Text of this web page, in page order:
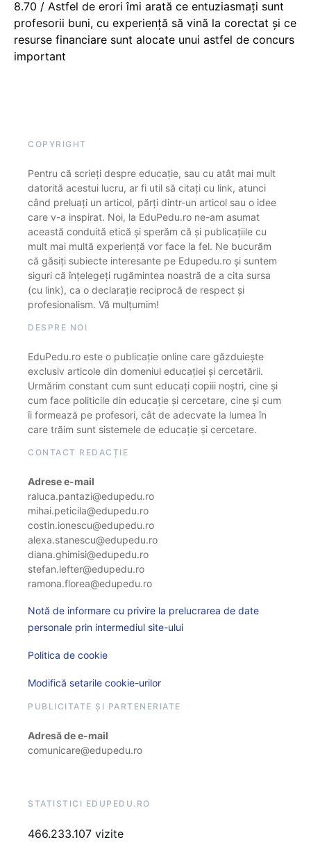
8.70 / Astfel de erori îmi arată ce entuziasmați sunt
profesorii buni, cu experiență să vină la corectat și ce
resurse financiare sunt alocate unui astfel de concurs
important
COPYRIGHT
Pentru că scrieți despre educație, sau cu atât mai mult
datorită acestui lucru, ar fi util să citați cu link, atunci
când preluați un articol, părți dintr-un articol sau o idee
care v-a inspirat. Noi, la EduPedu.ro ne-am asumat
această conduită etică și sperăm că și publicațiile cu
mult mai multă experiență vor face la fel. Ne bucurăm
că găsiți subiecte interesante pe Edupedu.ro și suntem
siguri că înțelegeți rugămintea noastră de a cita sursa
(cu link), ca o declarație reciprocă de respect și
profesionalism. Vă mulțumim!
DESPRE NOI
EduPedu.ro este o publicație online care găzduiește
exclusiv articole din domeniul educației și cercetării.
Urmărim constant cum sunt educați copiii noștri, cine și
cum face politicile din educație și cercetare, cine și cum
îi formează pe profesori, cât de adecvate la lumea în
care trăim sunt sistemele de educație și cercetare.
CONTACT REDACȚIE
Adrese e-mail
raluca.pantazi@edupedu.ro
mihai.peticila@edupedu.ro
costin.ionescu@edupedu.ro
alexa.stanescu@edupedu.ro
diana.ghimisi@edupedu.ro
stefan.lefter@edupedu.ro
ramona.florea@edupedu.ro
Notă de informare cu privire la prelucrarea de date
personale prin intermediul site-ului
Politica de cookie
Modifică setarile cookie-urilor
PUBLICITATE ȘI PARTENERIATE
Adresă de e-mail
comunicare@edupedu.ro
STATISTICI EDUPEDU.RO
466.233.107 vizite